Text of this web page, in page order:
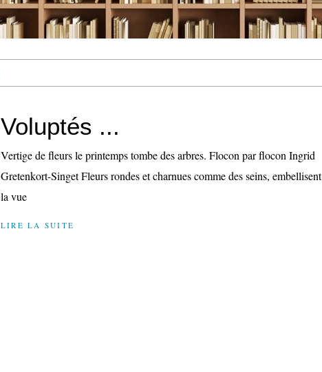
Voluptés ...
Vertige de fleurs le printemps tombe des arbres. Flocon par flocon Ingrid
Gretenkort-Singet Fleurs rondes et charnues comme des seins, embellisent
la vue
LIRE LA SUITE